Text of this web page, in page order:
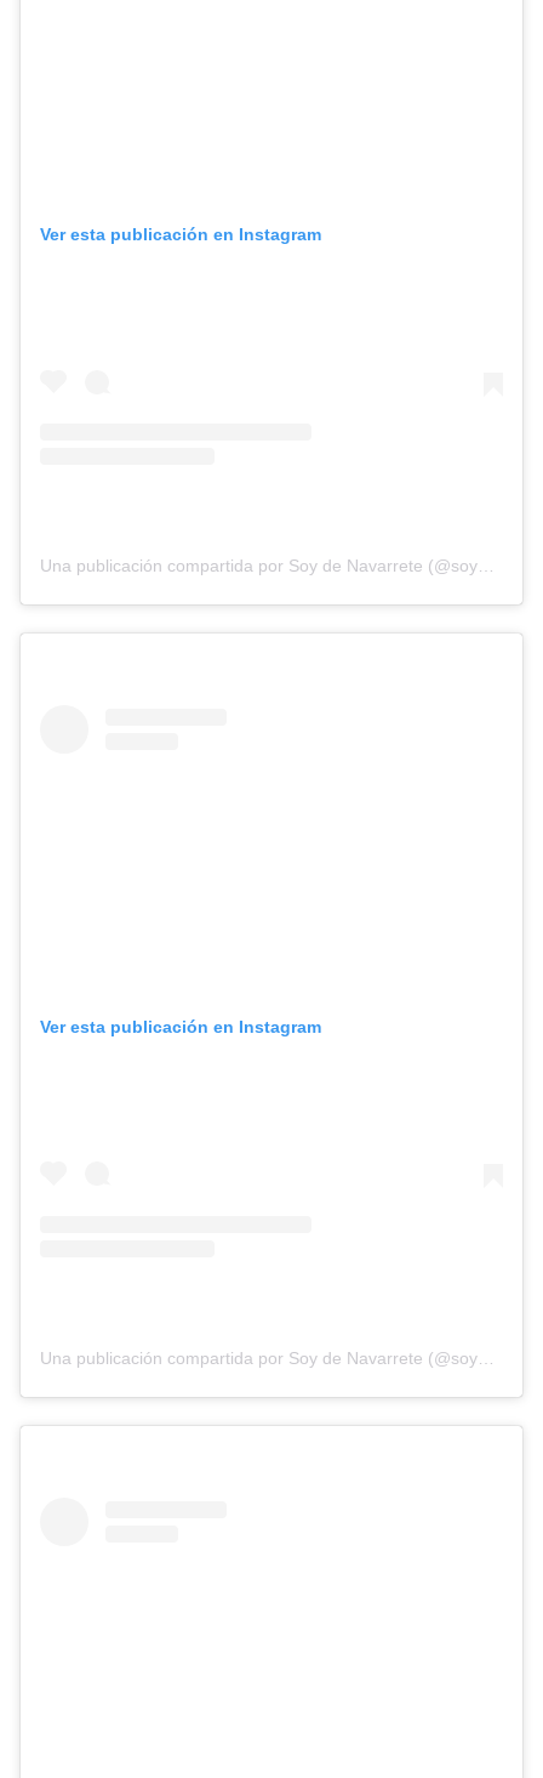
Ver esta publicación en Instagram
Una publicación compartida por Soy de Navarrete (@soydenavarrete096)
Ver esta publicación en Instagram